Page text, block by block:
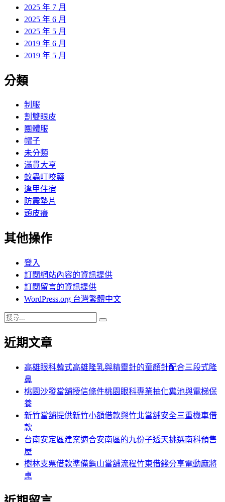
2025 年 7 月
2025 年 6 月
2025 年 5 月
2019 年 6 月
2019 年 5 月
分類
制服
割雙眼皮
團體服
帽子
未分類
滿貫大亨
蚊蟲叮咬藥
逢甲住宿
防震墊片
頭皮癢
其他操作
登入
訂閱網站內容的資訊提供
訂閱留言的資訊提供
WordPress.org 台灣繁體中文
搜
關
近期文章
高雄眼科韓式高雄隆乳與精靈針的童顏針配合三段式隆
鼻
桃園沙發當舖授信條件桃園眼科專業抽化糞池與電梯保
養
新竹當舖提供新竹小額借款與竹北當舖安全三重機車借
款
台南安定區建案適合安南區的九份子透天挑選南科預售
屋
樹林支票借款準備龜山當舖流程竹東借錢分享電動麻將
桌